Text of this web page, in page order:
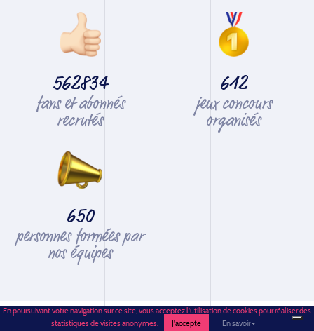
En poursuivant votre navigation sur ce site, vous acceptez l'utilisation de cookies pour réaliser des
statistiques de visites anonymes.
J'accepte En savoir +
562834
fans et abonnés
recrutés
612
jeux concours
organisés
650
personnes formées par
nos équipes